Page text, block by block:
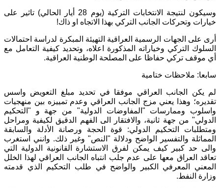
وسيكون لنتيجة الانتخابات التركية (يوم 28 أيار الحالي) تاثير على
خيارات وتحركات الجانب التركي بهذا الاتجاه او ذاك!
أرى على الجهات الرسمية العراقية التهيئة المبكرة لدراسة احتمالات
السلوك التركي وخياراته المذكورة اعلاه، وتحديد كيفية التعامل مع
أي موقف تركي حفاظا على المصلحة الوطنية العراقية.
سابعا: ملاحظات ختامية
لم يكن الجانب العراقي موفقا في تحديد مبلغ التعويض واسس
تقديره؛ وهذا يعني مزج الجانب العراقي وعدم تمييزه بين منهجيات
واسلوب وممارسات "المفاوضات الدولية" من جهة و "التحكيم
الدولي" من جهة ثانية، والافتقار الى الفهم الدقيق لكيفية ومراحل
ومتطلبات التحكيم الدولي: قوة الحجة ورصانة الأدلة والسابقة
المماثلة والتفسير الواضح ودلالة "النص" وغير ذلك. وانني استغرب
والى حد كبير كيف يمكن لفرق الاستشارة القانونية الدولية التي
تعاقد العراق معها على عدم جلب انتباه الجانب العراقي لهذا الخلل
المعني المعرفي الكبير والواضح في طلب التحكيم الذي قدمته
وزارة النفط.